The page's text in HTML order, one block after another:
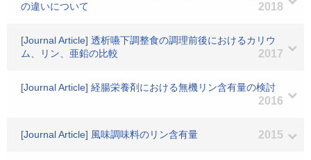
の違いについて
2018
[Journal Article] 透析嚥下調整食の調理前後におけるカリウ
ム、リン、亜鉛の比較
2017
[Journal Article] 経腸栄養剤における無機リン含有量の検討
2016
[Journal Article] 風味調味料のリン含有量 2015